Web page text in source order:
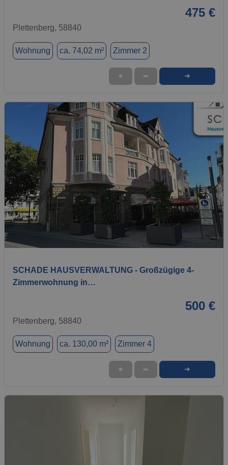
475 €
Plettenberg, 58840
Wohnung ca. 74,02 m² Zimmer 2
★ ➦ ➜
1 / 10
SCHADE HAUSVERWALTUNG - Großzügige 4-
Zimmerwohnung in…
500 €
Plettenberg, 58840
Wohnung ca. 130,00 m² Zimmer 4
★ ➦ ➜